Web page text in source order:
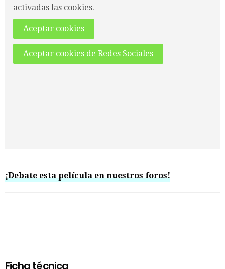
activadas las cookies.
Aceptar cookies
Aceptar cookies de Redes Sociales
¡Debate esta película en nuestros foros!
Ficha técnica